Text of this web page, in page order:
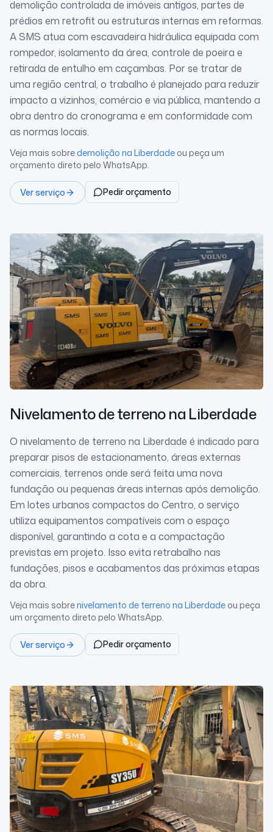
demolição controlada de imóveis antigos, partes de
prédios em retrofit ou estruturas internas em reformas.
A SMS atua com escavadeira hidráulica equipada com
rompedor, isolamento da área, controle de poeira e
retirada de entulho em caçambas. Por se tratar de
uma região central, o trabalho é planejado para reduzir
impacto a vizinhos, comércio e via pública, mantendo a
obra dentro do cronograma e em conformidade com
as normas locais.
Veja mais sobredemolição na Liberdade ou peça um
orçamento direto pelo WhatsApp.
Ver serviço Pedir orçamento
Nivelamento de terrenona Liberdade
O nivelamento de terreno na Liberdade é indicado para
preparar pisos de estacionamento, áreas externas
comerciais, terrenos onde será feita uma nova
fundação ou pequenas áreas internas após demolição.
Em lotes urbanos compactos do Centro, o serviço
utiliza equipamentos compatíveis com o espaço
disponível, garantindo a cota e a compactação
previstas em projeto. Isso evita retrabalho nas
fundações, pisos e acabamentos das próximas etapas
da obra.
Veja mais sobrenivelamento de terreno na Liberdade ou peça
um orçamento direto pelo WhatsApp.
Ver serviço Pedir orçamento